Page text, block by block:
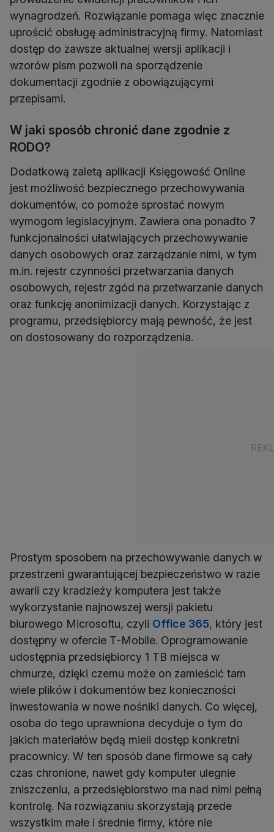
wynagrodzeń. Rozwiązanie pomaga więc znacznie
uprościć obsługę administracyjną firmy. Natomiast
dostęp do zawsze aktualnej wersji aplikacji i
wzorów pism pozwoli na sporządzenie
dokumentacji zgodnie z obowiązującymi
przepisami.
W jaki sposób chronić dane zgodnie z
RODO?
Dodatkową zaletą aplikacji Księgowość Online
jest możliwość bezpiecznego przechowywania
dokumentów, co pomoże sprostać nowym
wymogom legislacyjnym. Zawiera ona ponadto 7
funkcjonalności ułatwiających przechowywanie
danych osobowych oraz zarządzanie nimi, w tym
m.in. rejestr czynności przetwarzania danych
osobowych, rejestr zgód na przetwarzanie danych
oraz funkcję anonimizacji danych. Korzystając z
programu, przedsiębiorcy mają pewność, że jest
on dostosowany do rozporządzenia.
Prostym sposobem na przechowywanie danych w
przestrzeni gwarantującej bezpieczeństwo w razie
awarii czy kradzieży komputera jest także
wykorzystanie najnowszej wersji pakietu
biurowego Microsoftu, czyli Office 365, który jest
dostępny w ofercie T-Mobile. Oprogramowanie
udostępnia przedsiębiorcy 1 TB miejsca w
chmurze, dzięki czemu może on zamieścić tam
wiele plików i dokumentów bez konieczności
inwestowania w nowe nośniki danych. Co więcej,
osoba do tego uprawniona decyduje o tym do
jakich materiałów będą mieli dostęp konkretni
pracownicy. W ten sposób dane firmowe są cały
czas chronione, nawet gdy komputer ulegnie
zniszczeniu, a przedsiębiorstwo ma nad nimi pełną
kontrolę. Na rozwiązaniu skorzystają przede
wszystkim małe i średnie firmy, które nie